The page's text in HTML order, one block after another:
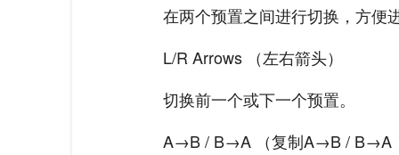
在两个预置之间进行切换，方便
L/R Arrows （左右箭头）
切换前一个或下一个预置。
A→B / B→A （复制A→B / B→A